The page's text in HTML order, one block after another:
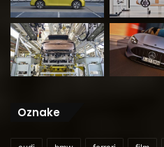
Oznake